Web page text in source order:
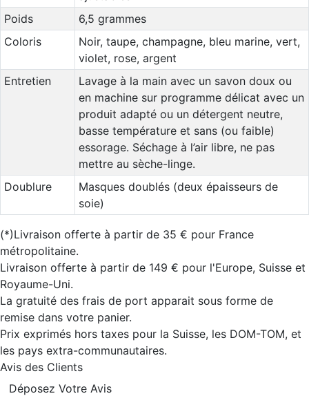
Poids
6,5 grammes
Coloris
Noir, taupe, champagne, bleu marine, vert,
violet, rose, argent
Entretien
Lavage à la main avec un savon doux ou
en machine sur programme délicat avec un
produit adapté ou un détergent neutre,
basse température et sans (ou faible)
essorage. Séchage à l’air libre, ne pas
mettre au sèche-linge.
Doublure
Masques doublés (deux épaisseurs de
soie)
(*)Livraison offerte à partir de 35 € pour France
métropolitaine.
Livraison offerte à partir de 149 € pour l'Europe, Suisse et
Royaume-Uni.
La gratuité des frais de port apparait sous forme de
remise dans votre panier.
Prix exprimés hors taxes pour la Suisse, les DOM-TOM, et
les pays extra-communautaires.
Avis des Clients
Déposez Votre Avis